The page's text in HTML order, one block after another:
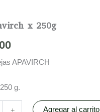
x 250g
APAVIRCH
g.
Agregar al carrito